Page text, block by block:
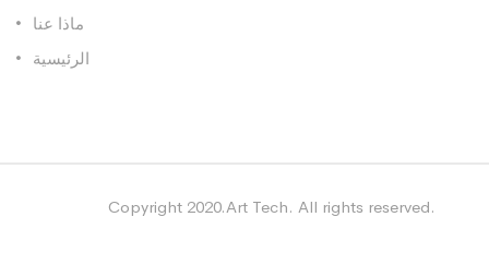
ماذا عنا
الرئيسية
Copyright 2020.Art Tech. All rights reserved.